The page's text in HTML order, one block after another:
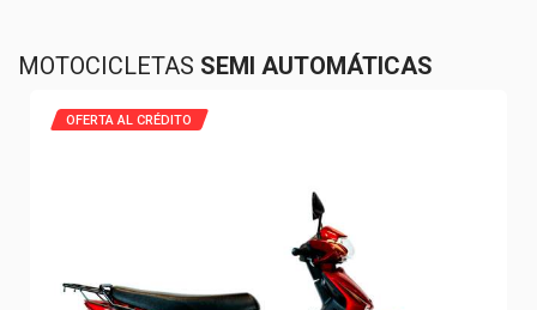
MOTOCICLETAS SEMI AUTOMÁTICAS
OFERTA AL CRÉDITO